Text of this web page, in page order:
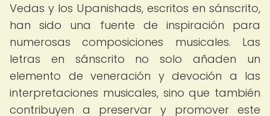
Vedas y los Upanishads, escritos en sánscrito,
han sido una fuente de inspiración para
numerosas composiciones musicales. Las
letras en sánscrito no solo añaden un
elemento de veneración y devoción a las
interpretaciones musicales, sino que también
contribuyen a preservar y promover este